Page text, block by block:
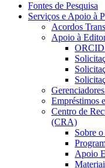
Fontes de Pesquisa
Serviços e Apoio à
Acordos
Apoio à
ORCID
Empréstimos
Centro de
(CRA)
Sobre
Apoio